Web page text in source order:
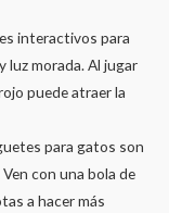
interactivos para
luz morada. Al jugar
puede atraer la
para gatos son
con una bola de
a hacer más